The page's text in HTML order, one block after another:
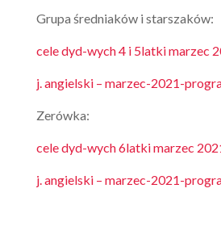
Grupa średniaków i starszaków:
cele dyd-wych 4 i 5latki marzec
j. angielski – marzec-2021-
Zerówka:
cele dyd-wych 6latki marzec
j. angielski – marzec-2021-